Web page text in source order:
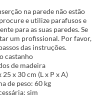
na parede não estão
e utilize parafusos e
para as suas paredes. Se
um profissional. Por favor,
das instruções.
castanho
de madeira
x 30 cm (L x P x A)
de peso: 60 kg
sim